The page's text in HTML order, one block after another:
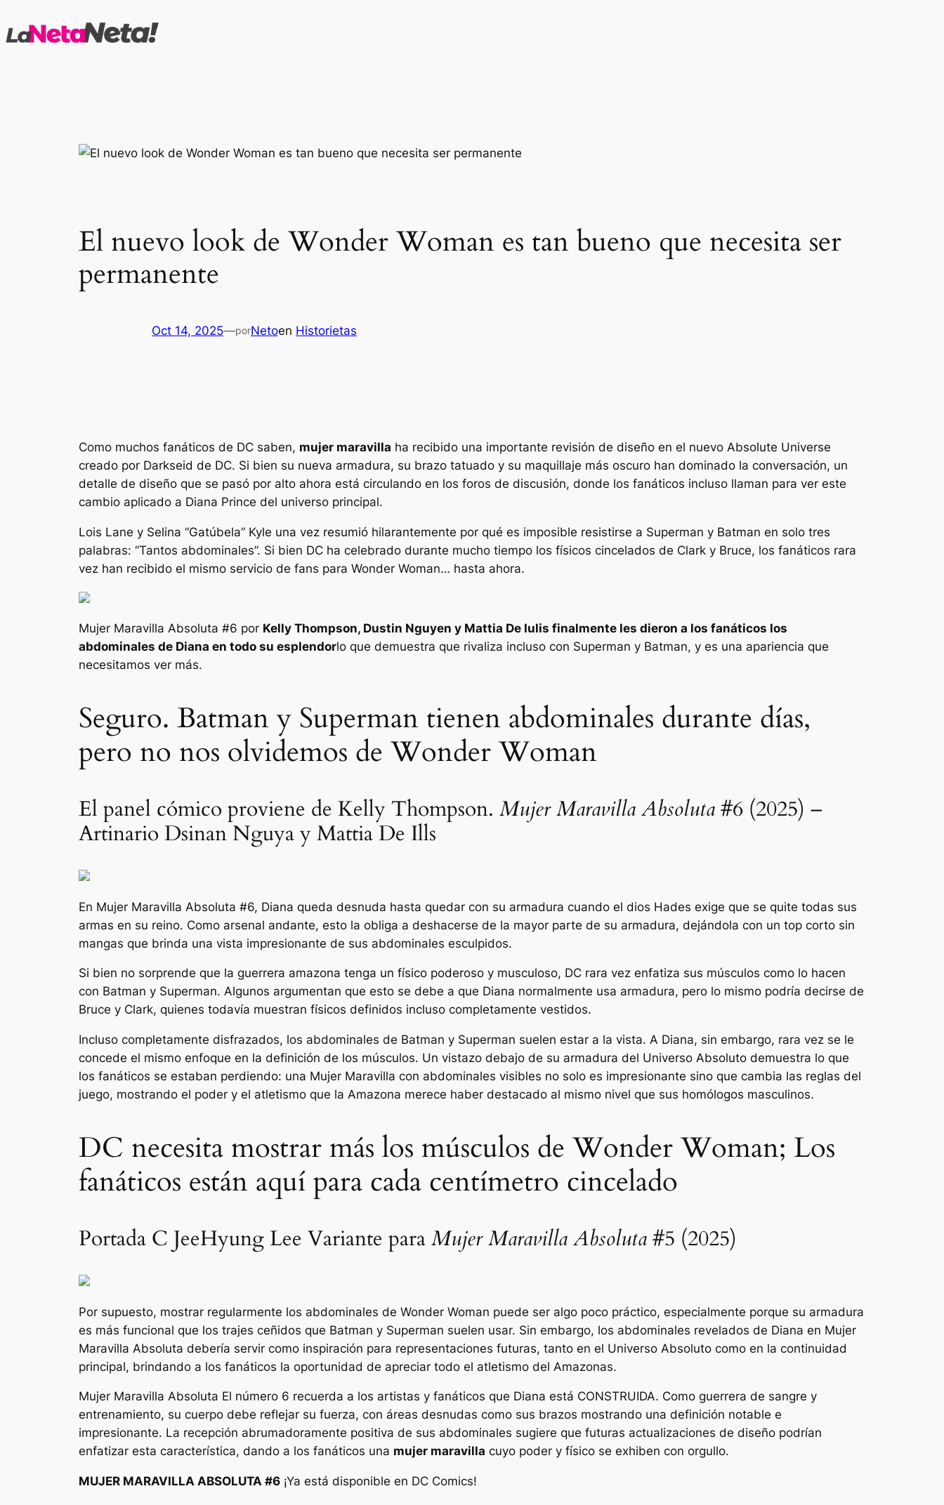
al
El nuevo look de Wonder Woman es tan bueno que necesita ser
permanente
Oct 14, 2025—porNetoen Historietas
Como muchos fanáticos de DC saben, mujer maravilla ha recibido una importante revisión de diseño en el nuevo Absolute Universe
creado por Darkseid de DC. Si bien su nueva armadura, su brazo tatuado y su maquillaje más oscuro han dominado la conversación, un
detalle de diseño que se pasó por alto ahora está circulando en los foros de discusión, donde los fanáticos incluso llaman para ver este
cambio aplicado a Diana Prince del universo principal.
Lois Lane y Selina “Gatúbela” Kyle una vez resumió hilarantemente por qué es imposible resistirse a Superman y Batman en solo tres
palabras: “Tantos abdominales”. Si bien DC ha celebrado durante mucho tiempo los físicos cincelados de Clark y Bruce, los fanáticos rara
vez han recibido el mismo servicio de fans para Wonder Woman… hasta ahora.
Mujer Maravilla Absoluta #6 por Kelly Thompson, Dustin Nguyen y Mattia De Iulis finalmente les dieron a los fanáticos los
abdominales de Diana en todo su esplendorlo que demuestra que rivaliza incluso con Superman y Batman, y es una apariencia que
necesitamos ver más.
Seguro. Batman y Superman tienen abdominales durante días,
pero no nos olvidemos de Wonder Woman
El panel cómico proviene de Kelly Thompson. Mujer Maravilla Absoluta #6 (2025) –
Artinario Dsinan Nguya y Mattia De Ills
En Mujer Maravilla Absoluta #6, Diana queda desnuda hasta quedar con su armadura cuando el dios Hades exige que se quite todas sus
armas en su reino. Como arsenal andante, esto la obliga a deshacerse de la mayor parte de su armadura, dejándola con un top corto sin
mangas que brinda una vista impresionante de sus abdominales esculpidos.
Si bien no sorprende que la guerrera amazona tenga un físico poderoso y musculoso, DC rara vez enfatiza sus músculos como lo hacen
con Batman y Superman. Algunos argumentan que esto se debe a que Diana normalmente usa armadura, pero lo mismo podría decirse de
Bruce y Clark, quienes todavía muestran físicos definidos incluso completamente vestidos.
Incluso completamente disfrazados, los abdominales de Batman y Superman suelen estar a la vista. A Diana, sin embargo, rara vez se le
concede el mismo enfoque en la definición de los músculos. Un vistazo debajo de su armadura del Universo Absoluto demuestra lo que
los fanáticos se estaban perdiendo: una Mujer Maravilla con abdominales visibles no solo es impresionante sino que cambia las reglas del
juego, mostrando el poder y el atletismo que la Amazona merece haber destacado al mismo nivel que sus homólogos masculinos.
DC necesita mostrar más los músculos de Wonder Woman; Los
fanáticos están aquí para cada centímetro cincelado
Portada C JeeHyung Lee Variante para Mujer Maravilla Absoluta #5 (2025)
Por supuesto, mostrar regularmente los abdominales de Wonder Woman puede ser algo poco práctico, especialmente porque su armadura
es más funcional que los trajes ceñidos que Batman y Superman suelen usar. Sin embargo, los abdominales revelados de Diana en Mujer
Maravilla Absoluta debería servir como inspiración para representaciones futuras, tanto en el Universo Absoluto como en la continuidad
principal, brindando a los fanáticos la oportunidad de apreciar todo el atletismo del Amazonas.
Mujer Maravilla Absoluta El número 6 recuerda a los artistas y fanáticos que Diana está CONSTRUIDA. Como guerrera de sangre y
entrenamiento, su cuerpo debe reflejar su fuerza, con áreas desnudas como sus brazos mostrando una definición notable e
impresionante. La recepción abrumadoramente positiva de sus abdominales sugiere que futuras actualizaciones de diseño podrían
enfatizar esta característica, dando a los fanáticos una mujer maravilla cuyo poder y físico se exhiben con orgullo.
MUJER MARAVILLA ABSOLUTA #6 ¡Ya está disponible en DC Comics!